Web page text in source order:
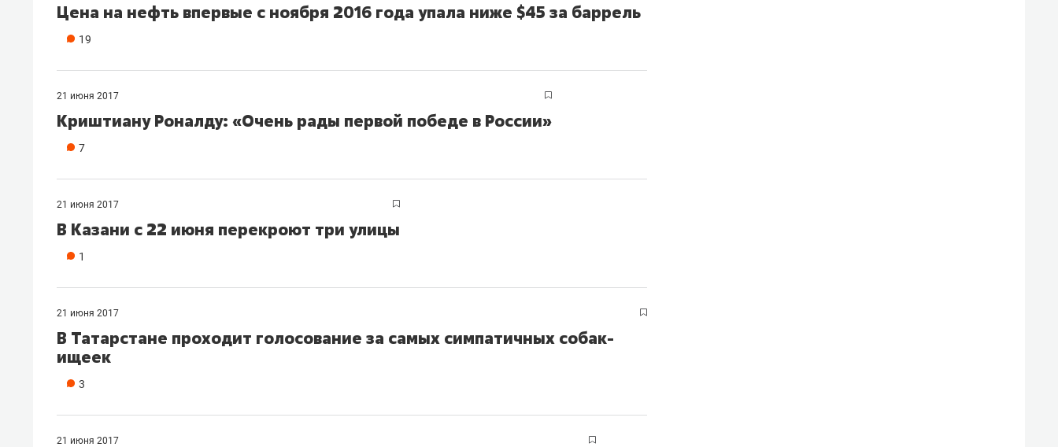
Цена на нефть впервые с ноября 2016 года упала ниже $45 за баррель
19
21 июня 2017
Криштиану Роналду: «Очень рады первой победе в России»
7
21 июня 2017
В Казани с 22 июня перекроют три улицы
1
21 июня 2017
В Татарстане проходит голосование за самых симпатичных собак-
ищеек
3
21 июня 2017